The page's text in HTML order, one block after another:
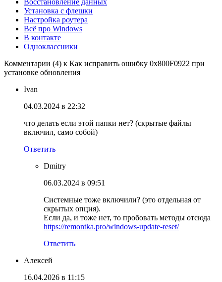
Установка с флешки
Настройка роутера
Всё про Windows
В контакте
Одноклассники
Комментарии (4) к Как исправить ошибку 0x800F0922 при
установке обновления
Ivan
04.03.2024 в 22:32
что делать если этой папки нет? (скрытые файлы
включил, само собой)
Ответить
Dmitry
06.03.2024 в 09:51
Системные тоже включили? (это отдельная от
скрытых опция).
Если да, и тоже нет, то пробовать методы отсюда
https://remontka.pro/windows-update-reset/
Ответить
Алексей
16.04.2026 в 11:15